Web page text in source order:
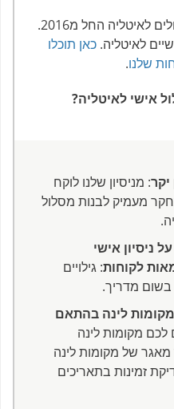
אנחנו מתעסקים בבניית מסלולים לאיטליה החל מ2016.
כאן תוכלו
שלנו.
אישי לאיטליה?
יקר: מניסיון שלנו לוקח
מעמיק לבנות מסלול
ניסיון אישי
לקוחות: גילויים
בשום מדריך.
לינה בהתאם
לכם מקומות לינה
של מקומות לינה
זמינות בתאריכים